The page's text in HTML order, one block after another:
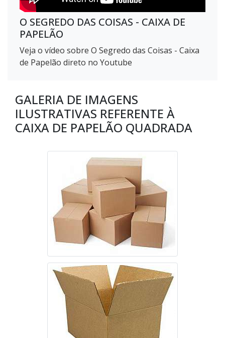
O SEGREDO DAS COISAS - CAIXA DE
PAPELÃO
Veja o vídeo sobre O Segredo das Coisas - Caixa
de Papelão direto no Youtube
GALERIA DE IMAGENS
ILUSTRATIVAS REFERENTE À
CAIXA DE PAPELÃO QUADRADA